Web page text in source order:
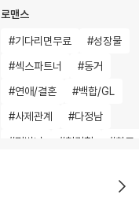
로맨스
#기다리면무료 #성장물
#섹스파트너 #동거
#연애/결혼 #백합/GL
#사제관계 #다정남
#평범녀 #첫경험 #친구